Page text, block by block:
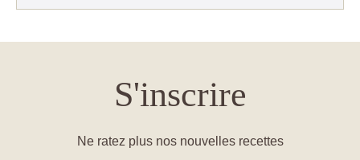
S'inscrire
Ne ratez plus nos nouvelles recettes